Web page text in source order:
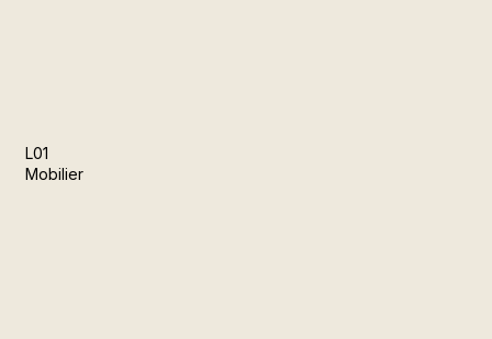
L01
Mobilier